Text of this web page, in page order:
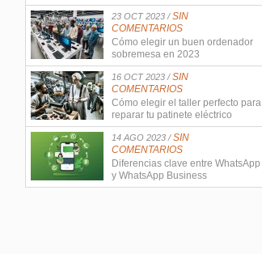
23 OCT 2023 /SIN
COMENTARIOS
Cómo elegir un buen ordenador
sobremesa en 2023
16 OCT 2023 /SIN
COMENTARIOS
Cómo elegir el taller perfecto para
reparar tu patinete eléctrico
14 AGO 2023 /SIN
COMENTARIOS
Diferencias clave entre WhatsApp
y WhatsApp Business